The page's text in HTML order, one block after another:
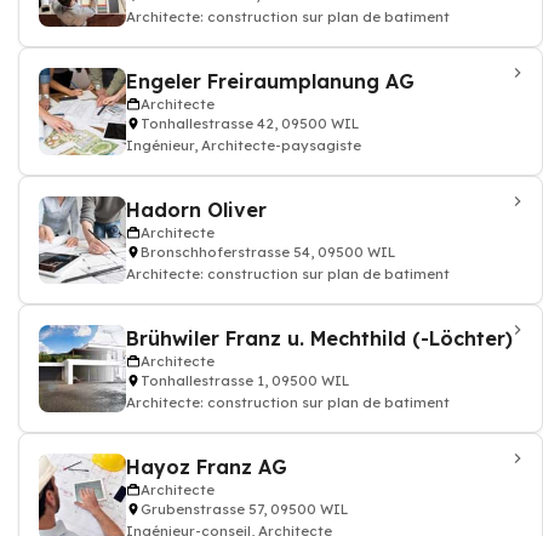
Architecte: construction sur plan de batiment
Engeler Freiraumplanung AG
Architecte
Tonhallestrasse 42, 09500 WIL
Ingénieur, Architecte-paysagiste
Hadorn Oliver
Architecte
Bronschhoferstrasse 54, 09500 WIL
Architecte: construction sur plan de batiment
Brühwiler Franz u. Mechthild (-Löchter)
Architecte
Tonhallestrasse 1, 09500 WIL
Architecte: construction sur plan de batiment
Hayoz Franz AG
Architecte
Grubenstrasse 57, 09500 WIL
Ingénieur-conseil, Architecte